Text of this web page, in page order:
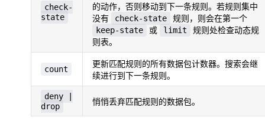
check-
state
的动作，否则移动到下一条规则。若规则集中
没有
check-state 规则，则会在第一个
keep-state 或 limit
规则处检查动态规
则表。
count
更新匹配规则的所有数据包计数器。搜索会继
续进行到下一条规则。
deny |
drop
悄悄丢弃匹配规则的数据包。